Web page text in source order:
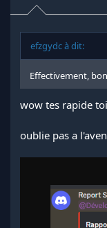
efzgydc à dit:
Effectivement,
wow tes rapide
oublie pas a